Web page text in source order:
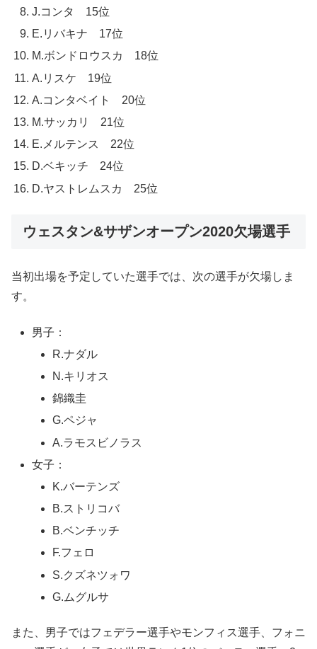
J.コンタ 15位
E.リバキナ 17位
M.ボンドロウスカ 18位
A.リスケ 19位
A.コンタベイト 20位
M.サッカリ 21位
E.メルテンス 22位
D.ベキッチ 24位
D.ヤストレムスカ 25位
ウェスタン&サザンオープン2020欠場選手
当初出場を予定していた選手では、次の選手が欠場しま
す。
男子：
R.ナダル
N.キリオス
錦織圭
G.ペジャ
A.ラモスビノラス
女子：
K.バーテンズ
B.ストリコバ
B.ベンチッチ
F.フェロ
S.クズネツォワ
G.ムグルサ
また、男子ではフェデラー選手やモンフィス選手、フォニ